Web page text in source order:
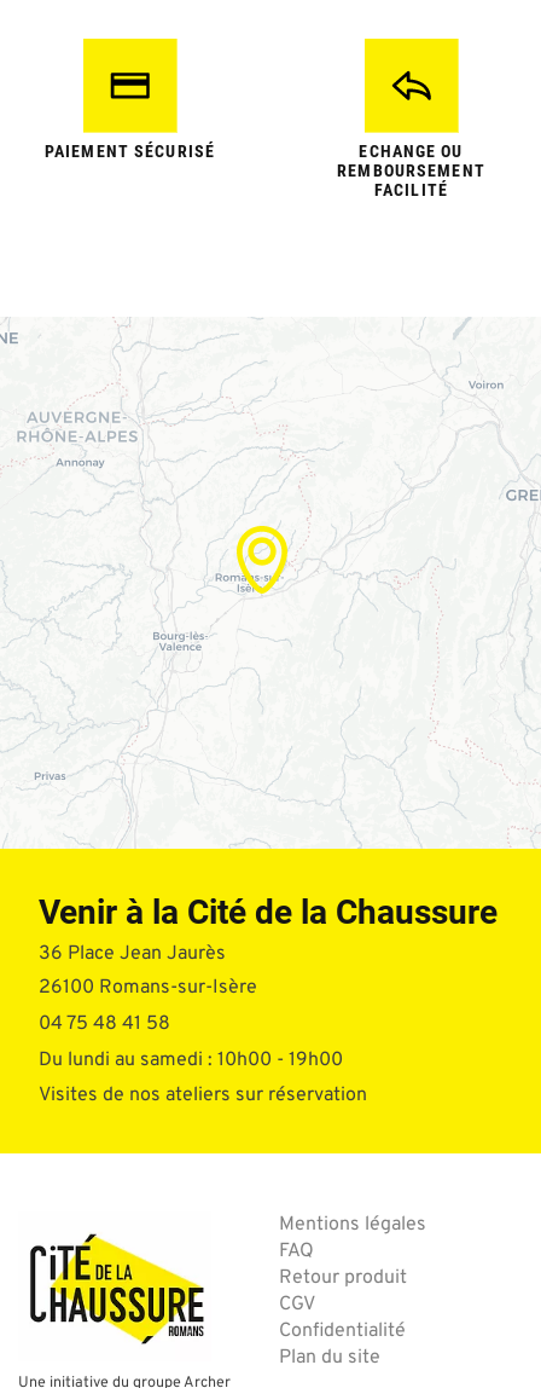
PAIEMENT SÉCURISÉ
ECHANGE OU
REMBOURSEMENT
FACILITÉ
Venir à la Cité de la Chaussure
36 Place Jean Jaurès
26100 Romans-sur-Isère
04 75 48 41 58
Du lundi au samedi : 10h00 - 19h00
Visites de nos ateliers sur réservation
Une initiative du groupe Archer
Mentions légales
FAQ
Retour produit
CGV
Confidentialité
Plan du site